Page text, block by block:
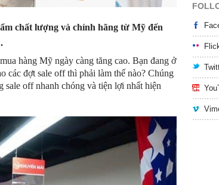
chất lượng và chính hãng từ Mỹ đến
hàng Mỹ ngày càng tăng cao. Bạn đang ở
các đợt sale off thì phải làm thế nào? Chúng
off nhanh chóng và tiện lợi nhất hiện